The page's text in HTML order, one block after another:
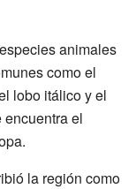
animales
como el
lobo itálico y el
el
la región como